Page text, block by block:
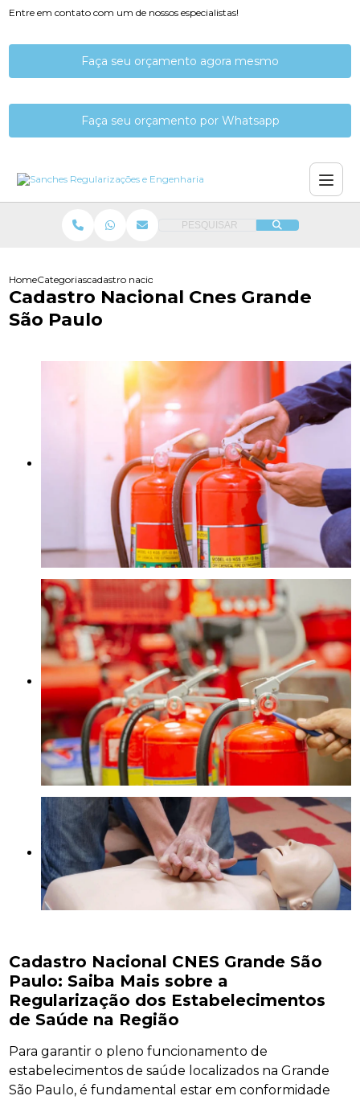
Entre em contato com um de nossos especialistas!
Faça seu orçamento agora mesmo
Faça seu orçamento por Whatsapp
PESQUISAR
HomeCategoriascadastro nacional cnes grande sao paulo
Cadastro Nacional Cnes Grande
São Paulo
Cadastro Nacional CNES Grande São
Paulo: Saiba Mais sobre a
Regularização dos Estabelecimentos
de Saúde na Região
Para garantir o pleno funcionamento de
estabelecimentos de saúde localizados na Grande
São Paulo, é fundamental estar em conformidade